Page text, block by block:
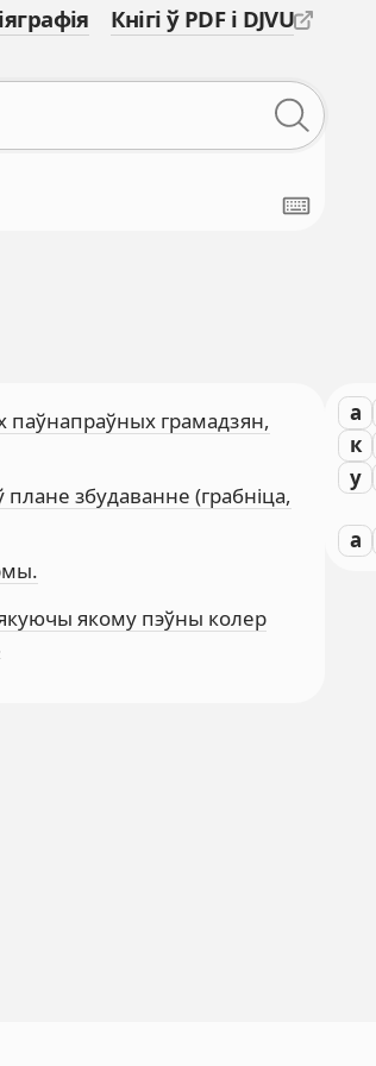
Кнігі ў PDF і DJVU
а
к
у
а
паўнапраўных грамадзян,
збудаванне (грабніца,
якому пэўны колер